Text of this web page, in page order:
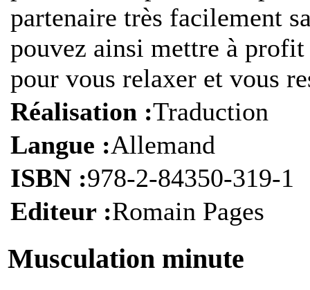
partenaire très facilement
pouvez ainsi mettre à profit
pour vous relaxer et vous
Réalisation :Traduction
Langue :Allemand
ISBN :978-2-84350-319-1
Editeur :Romain Pages
Musculation minute